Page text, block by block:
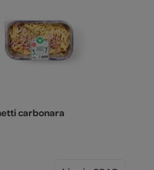
carbonara